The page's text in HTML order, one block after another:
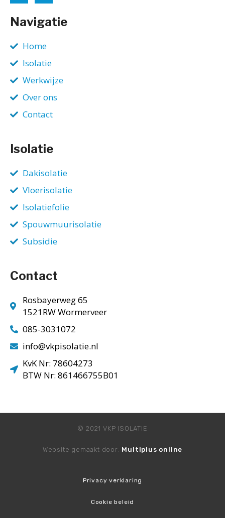
Navigatie
Home
Isolatie
Werkwijze
Over ons
Contact
Isolatie
Dakisolatie
Vloerisolatie
Isolatiefolie
Spouwmuurisolatie
Subsidie
Contact
Rosbayerweg 65
1521RW Wormerveer
085-3031072
info@vkpisolatie.nl
KvK Nr: 78604273
BTW Nr: 861466755B01
© 2021 VKP ISOLATIE
Website gemaakt door: Multiplus online
Privacy verklaring
Cookie beleid